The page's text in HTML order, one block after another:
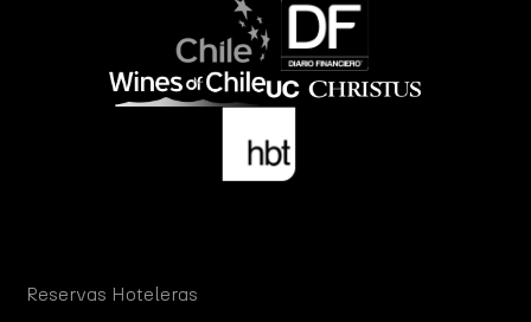
Reservas Hoteleras